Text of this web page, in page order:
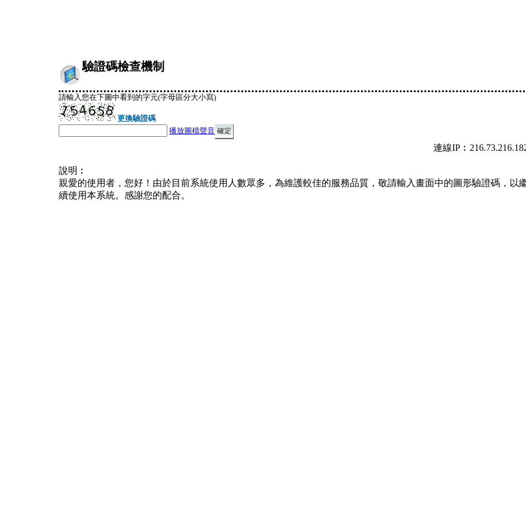
驗證碼檢查機制
請輸入您在下圖中看到的字元(字母區分大小寫)
更換驗證碼
播放圖檔聲音
連線
說明︰
親愛的使用者，您好！由於目前系統使用人數眾多，為維護較佳的服務品質，敬請輸入畫面中的圖形驗證碼，以
續使用本系統。感謝您的配合。